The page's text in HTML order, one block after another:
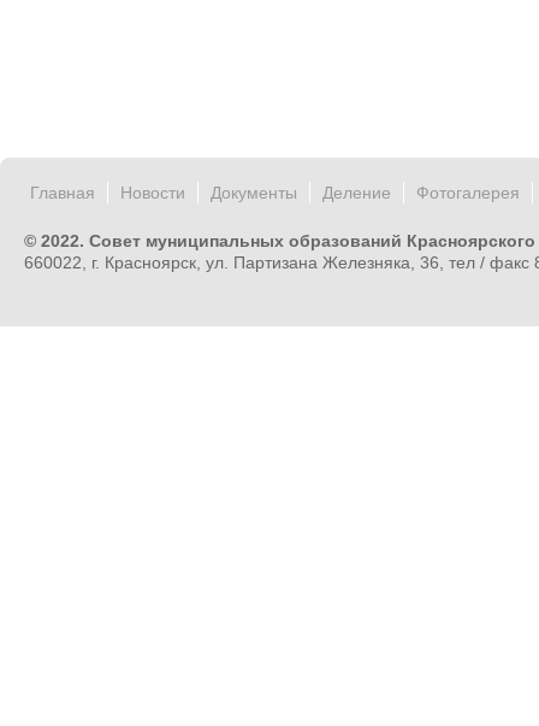
Главная Новости Документы Деление Фотогалерея
© 2022. Совет муниципальных образований Красноярского
660022, г. Красноярск, ул. Партизана Железняка, 36, тел /